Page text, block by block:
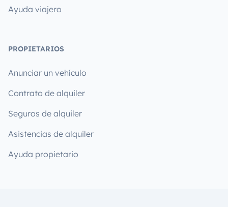
Ayuda viajero
PROPIETARIOS
Anunciar un vehículo
Contrato de alquiler
Seguros de alquiler
Asistencias de alquiler
Ayuda propietario